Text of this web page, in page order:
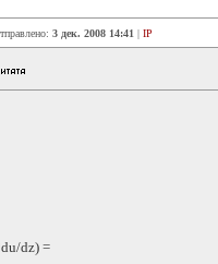
3 дек. 2008 14:41 | IP
dz) =